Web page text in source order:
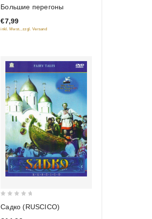
of
5
Большие перегоны
€7,99
inkl. Mwst., zzgl. Versand
out
Садко (RUSCICO)